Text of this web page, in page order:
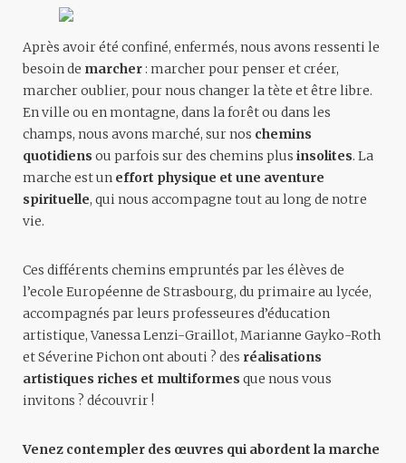
Après avoir été confiné, enfermés, nous avons ressenti le
besoin de marcher: marcher pour penser et créer,
marcher oublier, pour nous changer la tète et être libre.
En ville ou en montagne, dans la forêt ou dans les
champs, nous avons marché, sur nos chemins
quotidiens ou parfois sur des chemins plus insolites. La
marche est un effort physique et une aventure
spirituelle, qui nous accompagne tout au long de notre
vie.
Ces différents chemins empruntés par les élèves de
l’ecole Européenne de Strasbourg, du primaire au lycée,
accompagnés par leurs professeures d’éducation
artistique, Vanessa Lenzi-Graillot, Marianne Gayko-Roth
et Séverine Pichon ont abouti ? des réalisations
artistiques riches et multiformes que nous vous
invitons ? découvrir !
Venez contempler des œuvres qui abordent la marche